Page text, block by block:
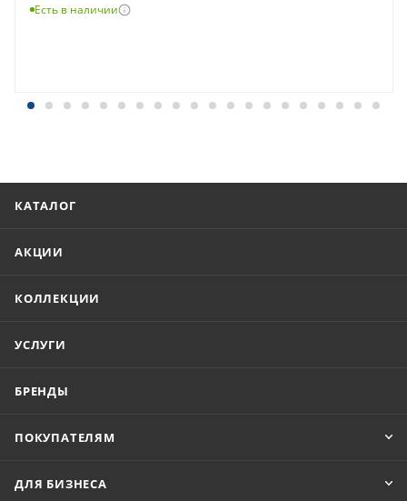
Есть в наличии
КАТАЛОГ
АКЦИИ
КОЛЛЕКЦИИ
УСЛУГИ
БРЕНДЫ
ПОКУПАТЕЛЯМ
ДЛЯ БИЗНЕСА